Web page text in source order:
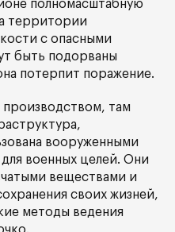
полномасштабную
территории
с опасными
быть подорваны
потерпит поражение.
производством, там
вооруженными
военных целей. Они
веществами и
своих жизней,
методы ведения